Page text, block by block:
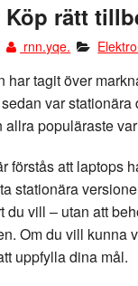
Köp rätt
rnn.yqe.
har tagit över
var
allra populäraste
förstås att laptops
stationära
du vill – utan att
Om du vill kunna
uppfylla dina mål.